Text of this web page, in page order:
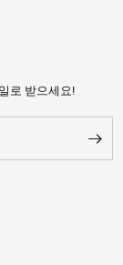
로 받으세요!